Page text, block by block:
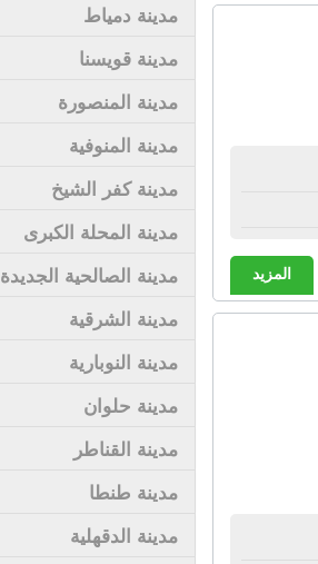
المزيد
مدينة دمياط
مدينة قويسنا
مدينة المنصورة
مدينة المنوفية
مدينة كفر الشيخ
مدينة المحلة الكبرى
مدينة الصالحية الجديدة
مدينة الشرقية
مدينة النوبارية
مدينة حلوان
مدينة القناطر
مدينة طنطا
مدينة الدقهلية